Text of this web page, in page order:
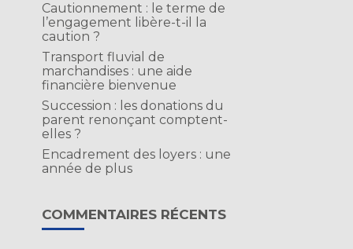
Cautionnement : le terme de
l’engagement libère-t-il la
caution ?
Transport fluvial de
marchandises : une aide
financière bienvenue
Succession : les donations du
parent renonçant comptent-
elles ?
Encadrement des loyers : une
année de plus
COMMENTAIRES RÉCENTS